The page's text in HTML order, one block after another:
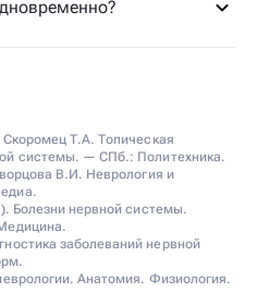
Т.А. Топическая
системы. — СПб.: Политехника.
В.И. Неврология и
Болезни нервной системы.
заболеваний нервной
Анатомия. Физиология.